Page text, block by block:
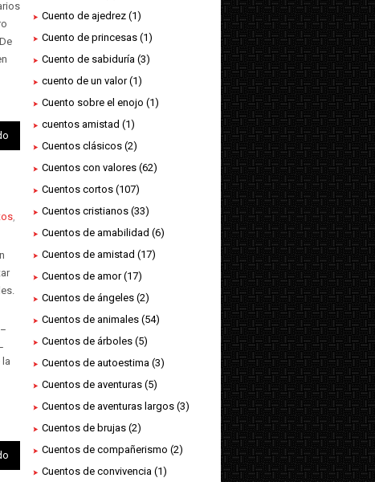
,
Cuento de ajedrez (1)
Cuento de princesas (1)
Cuento de sabiduría (3)
cuento de un valor (1)
Cuento sobre el enojo (1)
cuentos amistad (1)
Cuentos clásicos (2)
Cuentos con valores (62)
Cuentos cortos (107)
Cuentos cristianos (33)
Cuentos de amabilidad (6)
Cuentos de amistad (17)
Cuentos de amor (17)
Cuentos de ángeles (2)
Cuentos de animales (54)
Cuentos de árboles (5)
Cuentos de autoestima (3)
Cuentos de aventuras (5)
Cuentos de aventuras largos (3)
Cuentos de brujas (2)
Cuentos de compañerismo (2)
Cuentos de convivencia (1)